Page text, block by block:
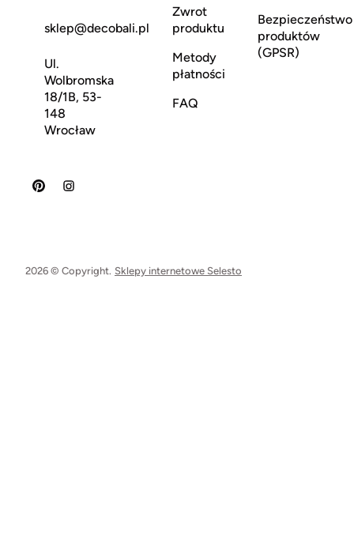
sklep@decobali.pl
Ul.
Wolbromska
18/1B, 53-
148
Wrocław
Zwrot
produktu
Metody
płatności
FAQ
Bezpieczeństwo
produktów
(GPSR)
2026 © Copyright. Sklepy internetowe Selesto